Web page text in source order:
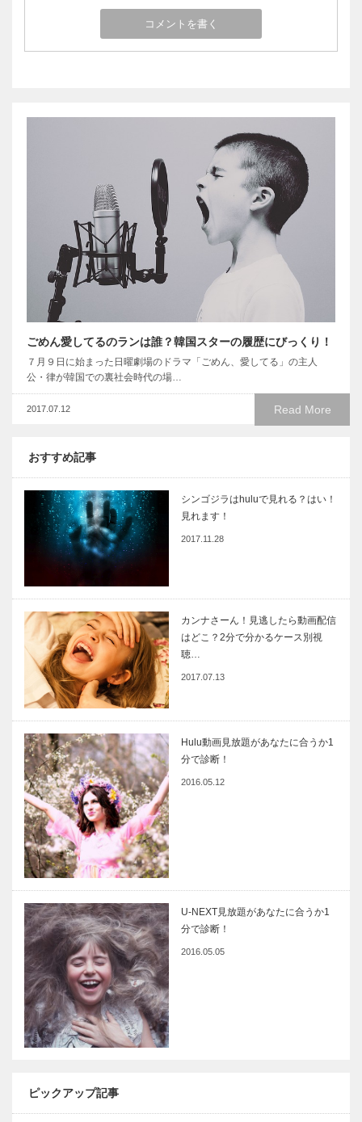
ごめん愛してるのランは誰？韓国スターの履歴にびっくり！
７月９日に始まった日曜劇場のドラマ「ごめん、愛してる」の主人
公・律が韓国での裏社会時代の場…
Read More
2017.07.12
おすすめ記事
シンゴジラはhuluで見れる？はい！
見れます！
2017.11.28
カンナさーん！見逃したら動画配信
はどこ？2分で分かるケース別視
聴…
2017.07.13
Hulu動画見放題があなたに合うか1
分で診断！
2016.05.12
U-NEXT見放題があなたに合うか1
分で診断！
2016.05.05
ピックアップ記事